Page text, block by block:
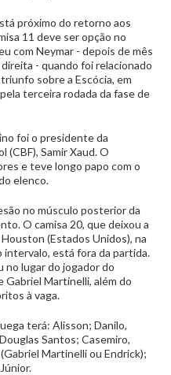
próximo do retorno aos
11 deve ser opção no
com Neymar - depois de mês
- quando foi relacionado
sobre a Escócia, em
terceira rodada da fase de
foi o presidente da
(CBF), Samir Xaud. O
e teve longo papo com o
elenco.
no músculo posterior da
O camisa 20, que deixou a
(Estados Unidos), na
intervalo, está fora da partida.
lugar do jogador do
Gabriel Martinelli, além do
à vaga.
terá: Alisson; Danilo,
Santos; Casemiro,
Martinelli ou Endrick);